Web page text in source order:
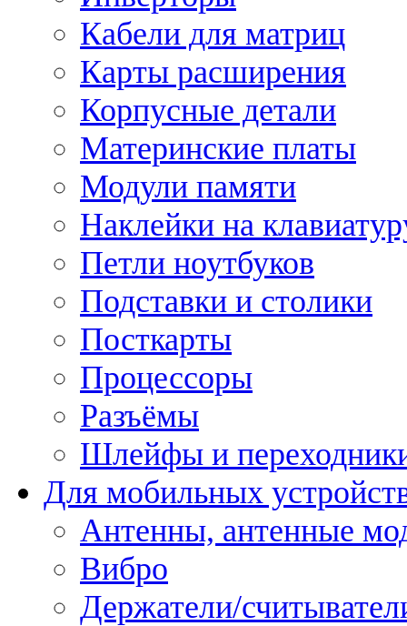
Кабели для матриц
Карты расширения
Корпусные детали
Материнские платы
Модули памяти
Наклейки на
Петли ноутбуков
Подставки и столики
Посткарты
Процессоры
Разъёмы
Шлейфы и
Для мобильных
Антенны, антенные
Вибро
Держатели/